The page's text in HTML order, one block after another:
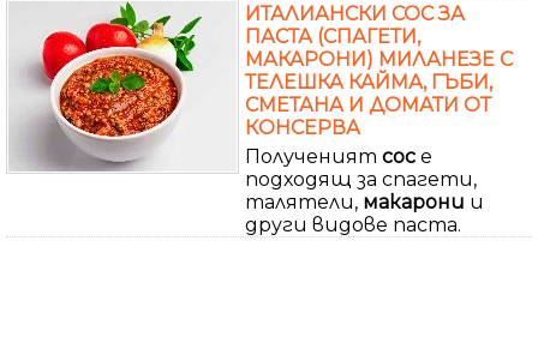
ИТАЛИАНСКИ СОС ЗА
ПАСТА (СПАГЕТИ,
МАКАРОНИ) МИЛАНЕЗЕ С
ТЕЛЕШКА КАЙМА, ГЪБИ,
СМЕТАНА И ДОМАТИ ОТ
КОНСЕРВА
Полученият сос е
подходящ за спагети,
талятели, макарони и
други видове паста.